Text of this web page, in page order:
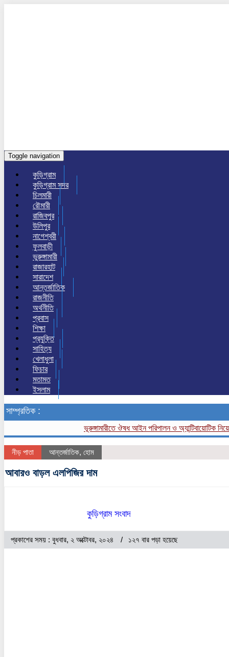
Toggle navigation
কুড়িগ্রাম
কুড়িগ্রাম সদর
চিলমারী
রৌমারী
রাজিবপুর
উলিপুর
নাগেশ্বরী
ফুলবাড়ী
ভুরুঙ্গামারী
রাজারহাট
সারাদেশ
আন্তর্জাতিক
রাজনীতি
অর্থনীতি
প্রবাস
শিক্ষা
প্রযুক্তি
সাহিত্য
খেলাধুলা
ফিচার
মতামত
ইসলাম
সাম্প্রতিক :
ভূরুঙ্গামারীতে ঔষধ আইন পরিপালন ও অ্যান্টিবায়োটিক নিয়ে
নীড় পাতা আন্তর্জাতিক, হোম
আবারও বাড়ল এলপিজির দাম
কুড়িগ্রাম সংবাদ
প্রকাশের সময় : বুধবার, ২ অক্টোবর, ২০২৪ ১২৭ বার পড়া হয়েছে